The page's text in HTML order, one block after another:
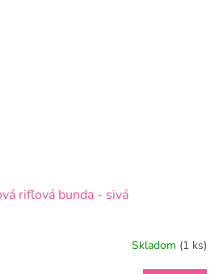
rifľová bunda - sivá
Skladom (1 ks)